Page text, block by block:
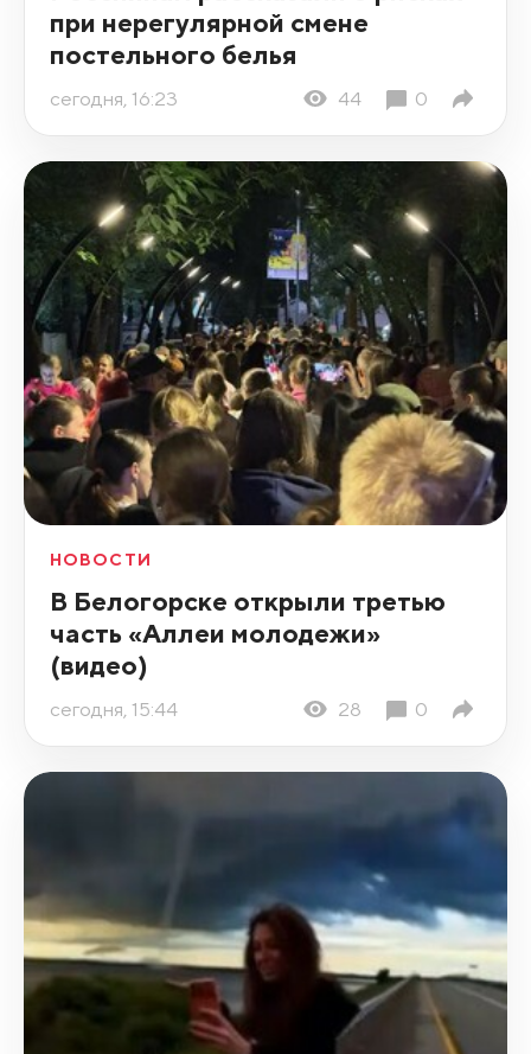
при нерегулярной смене
постельного белья
сегодня, 16:23 44 0
НОВОСТИ
В Белогорске открыли третью
часть «Аллеи молодежи»
(видео)
сегодня, 15:44 28 0